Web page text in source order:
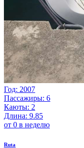
Год: 2007
Пассажиры: 6
Каюты: 2
Длина: 9.85
от 0 в неделю
Ruta